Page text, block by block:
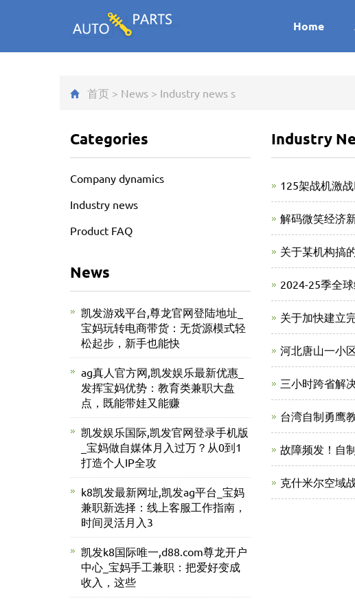
Home
首页 > News > Industry news s
Industry
125架战机激
解码微笑经济
关于某机构搞
2024-25季全
关于加快建立
河北唐山一小
三小时跨省解
台湾自制勇鹰
故障频发！自
克什米尔空域
Categories
Company dynamics
Industry news
Product FAQ
News
凯发游戏平台,尊龙官网登陆地址_
宝妈玩转电商带货：无货源模式轻
松起步，新手也能快
ag真人官方网,凯发娱乐最新优惠_
发挥宝妈优势：教育类兼职大盘
点，既能带娃又能赚
凯发娱乐国际,凯发官网登录手机版
_宝妈做自媒体月入过万？从0到1
打造个人IP全攻
k8凯发最新网址,凯发ag平台_宝妈
兼职新选择：线上客服工作指南，
时间灵活月入3
凯发k8国际唯一,d88.com尊龙开户
中心_宝妈手工兼职：把爱好变成
收入，这些